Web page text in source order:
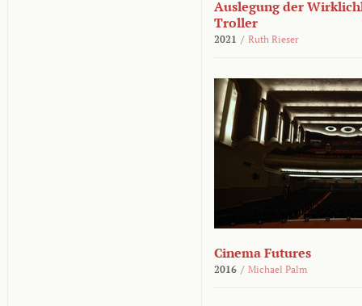
Auslegung der
Troller
2021 / Ruth Rieser
Cinema Futures
2016 / Michael Palm